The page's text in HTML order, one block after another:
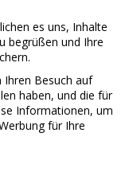
es uns, Inhalte
begrüßen und Ihre
Ihren Besuch auf
haben, und die für
Informationen, um
für Ihre